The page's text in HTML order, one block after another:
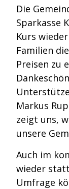
Die
Sparkasse
Kurs
Familien
Preisen zu
Markus
zeigt uns,
unsere
Auch im
wieder
Umfrage